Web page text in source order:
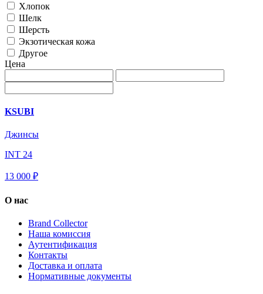
Хлопок
Шелк
Шерсть
Экзотическая кожа
Другое
Цена
KSUBI
Джинсы
INT 24
13 000 ₽
О нас
Brand Collector
Наша комиссия
Аутентификация
Контакты
Доставка и оплата
Нормативные документы